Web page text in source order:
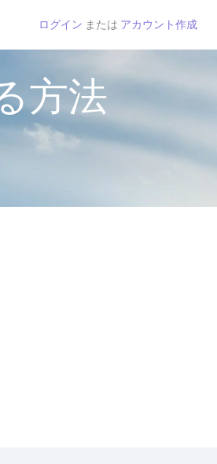
ログイン または アカウント作成
方法